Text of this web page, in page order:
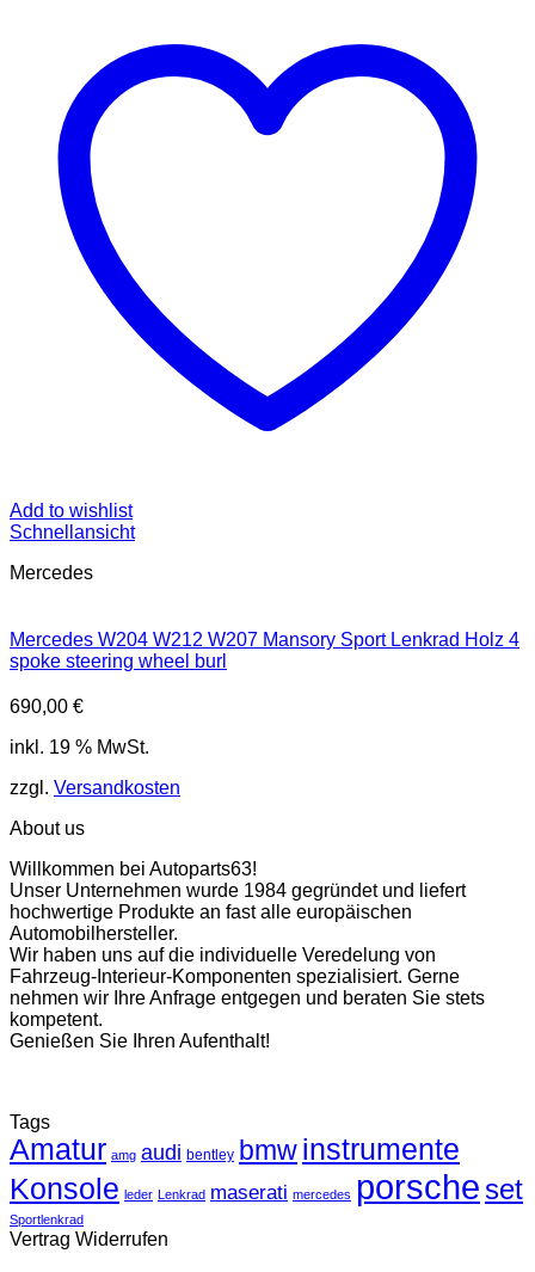
Add to wishlist
Schnellansicht
Mercedes
Mercedes W204 W212 W207 Mansory Sport Lenkrad Holz 4
spoke steering wheel burl
690,00 €
inkl. 19 % MwSt.
zzgl. Versandkosten
About us
Willkommen bei Autoparts63!
Unser Unternehmen wurde 1984 gegründet und liefert
hochwertige Produkte an fast alle europäischen
Automobilhersteller.
Wir haben uns auf die individuelle Veredelung von
Fahrzeug-Interieur-Komponenten spezialisiert. Gerne
nehmen wir Ihre Anfrage entgegen und beraten Sie stets
kompetent.
Genießen Sie Ihren Aufenthalt!
Tags
Amatur amg audi bentley bmwinstrumente
Konsole leder Lenkrad maserati mercedes porsche set
Sportlenkrad
Vertrag Widerrufen